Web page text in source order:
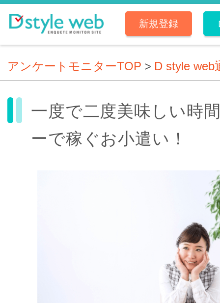
新規登録
アンケートモニターTOP > D style web
一度で二度美味しい時
ーで稼ぐお小遣い！